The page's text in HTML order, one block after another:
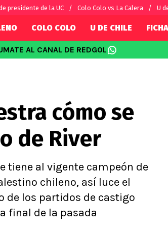
presidente de la UC Colo Colo vs La Calera U
Fútbol Argentino
Fútbol Brasileño
Conference
Ligue 1
La Liga
Bundesliga
COLO COLO U DE CHILE
AL CANAL DE REDGOL
cómo se
de River
tiene al vigente campeón de
chileno, así luce el
de los partidos de castigo
final de la pasada